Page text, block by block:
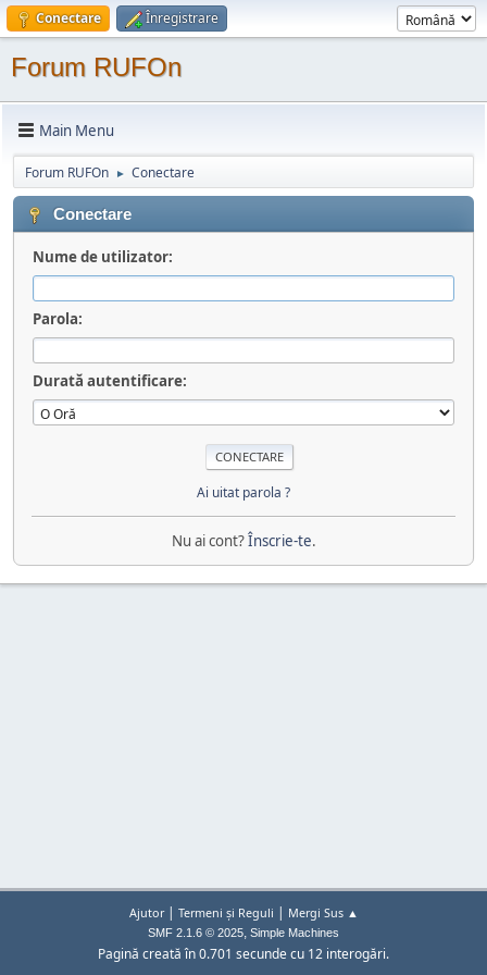
Conectare Înregistrare
Forum RUFOn
Main Menu
Forum RUFOn ► Conectare
Conectare
Nume de utilizator:
Parola:
Durată autentificare:
Ai uitat parola ?
Nu ai cont?Înscrie-te.
Ajutor| Termeni și Reguli | Mergi Sus ▲
SMF 2.1.6 © 2025, Simple Machines
Pagină creată în 0.701 secunde cu 12 interogări.